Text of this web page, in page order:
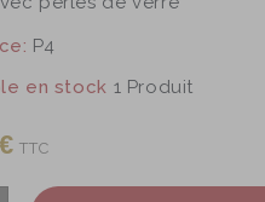
P4
en stock 1 Produit
TTC